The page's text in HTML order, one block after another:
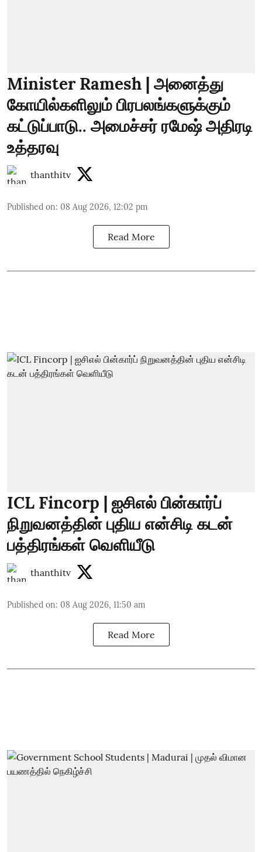
Minister Ramesh | அனைத்து
கோயில்களிலும் பிரபலங்களுக்கும்
கட்டுப்பாடு.. அமைச்சர் ரமேஷ் அதிரடி
உத்தரவு
thanthitv
Published on: 08 Aug 2026, 12:02 pm
Read More
ICL Fincorp | ஐசிஎல் பின்கார்ப்
நிறுவனத்தின் புதிய என்சிடி கடன்
பத்திரங்கள் வெளியீடு
thanthitv
Published on: 08 Aug 2026, 11:50 am
Read More